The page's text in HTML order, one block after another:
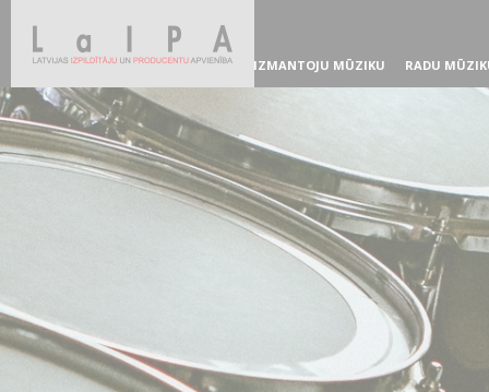
IZMANTOJU MŪZIKU RADU